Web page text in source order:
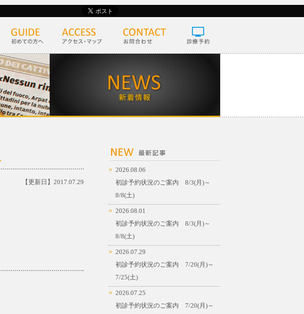
【更新日】2017.07.29
2026.08.06
初診予約状況のご案内 8/3(月)～
8/8(土)
2026.08.01
初診予約状況のご案内 8/3(月)～
8/8(土)
2026.07.29
初診予約状況のご案内 7/20(月)～
7/25(土)
2026.07.25
初診予約状況のご案内 7/20(月)～